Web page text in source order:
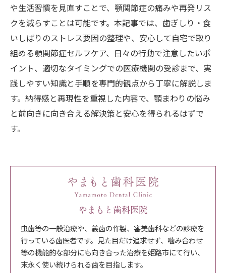
や生活習慣を見直すことで、顎関節症の痛みや再発リス
クを減らすことは可能です。本記事では、歯ぎしり・食
いしばりのストレス要因の整理や、安心して自宅で取り
組める顎関節症セルフケア、日々の行動で注意したいポ
イント、適切なタイミングでの医療機関の受診まで、実
践しやすい知識と手順を専門的観点から丁寧に解説しま
す。納得感と再現性を重視した内容で、顎まわりの悩み
と前向きに向き合える解決策と安心を得られるはずで
す。
やまもと歯科医院
虫歯等の一般治療や、義歯の作製、審美歯科などの診療を
行っている歯医者です。見た目だけ追求せず、噛み合わせ
等の機能的な部分にも向き合った治療を姫路市にて行い、
末永く使い続けられる歯を目指します。